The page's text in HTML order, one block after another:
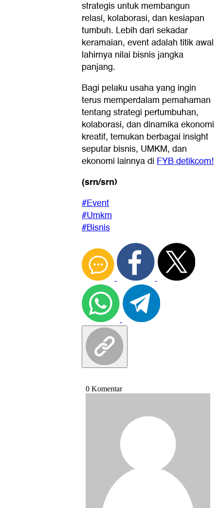
strategis untuk membangun
relasi, kolaborasi, dan kesiapan
tumbuh. Lebih dari sekadar
keramaian, event adalah titik awal
lahirnya nilai bisnis jangka
panjang.
Bagi pelaku usaha yang ingin
terus memperdalam pemahaman
tentang strategi pertumbuhan,
kolaborasi, dan dinamika ekonomi
kreatif, temukan berbagai insight
seputar bisnis, UMKM, dan
ekonomi lainnya di FYB detikcom!
(srn/srn)
#Event
#Umkm
#Bisnis